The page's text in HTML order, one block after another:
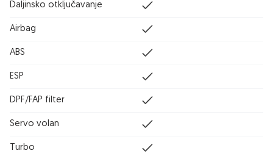
Daljinsko otključavanje
Airbag
ABS
ESP
DPF/FAP filter
Servo volan
Turbo